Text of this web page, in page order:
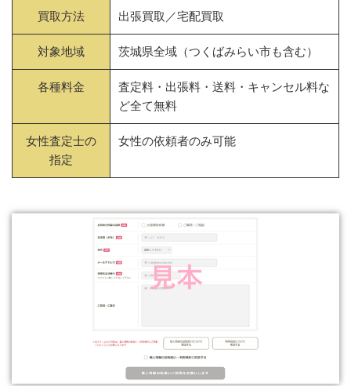
買取方法 出張買取／宅配買取
対象地域 茨城県全域（つくばみらい市も含む）
各種料金
査定料・出張料・送料・キャンセル料な
ど全て無料
女性査定士の
指定
女性の依頼者のみ可能